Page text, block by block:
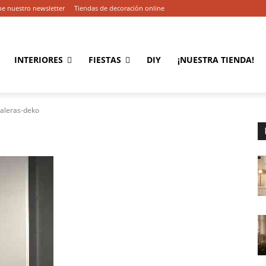
nuestro newsletter Tiendas de decoración online
INTERIORES FIESTAS DIY ¡NUESTRA TIENDA!
deko